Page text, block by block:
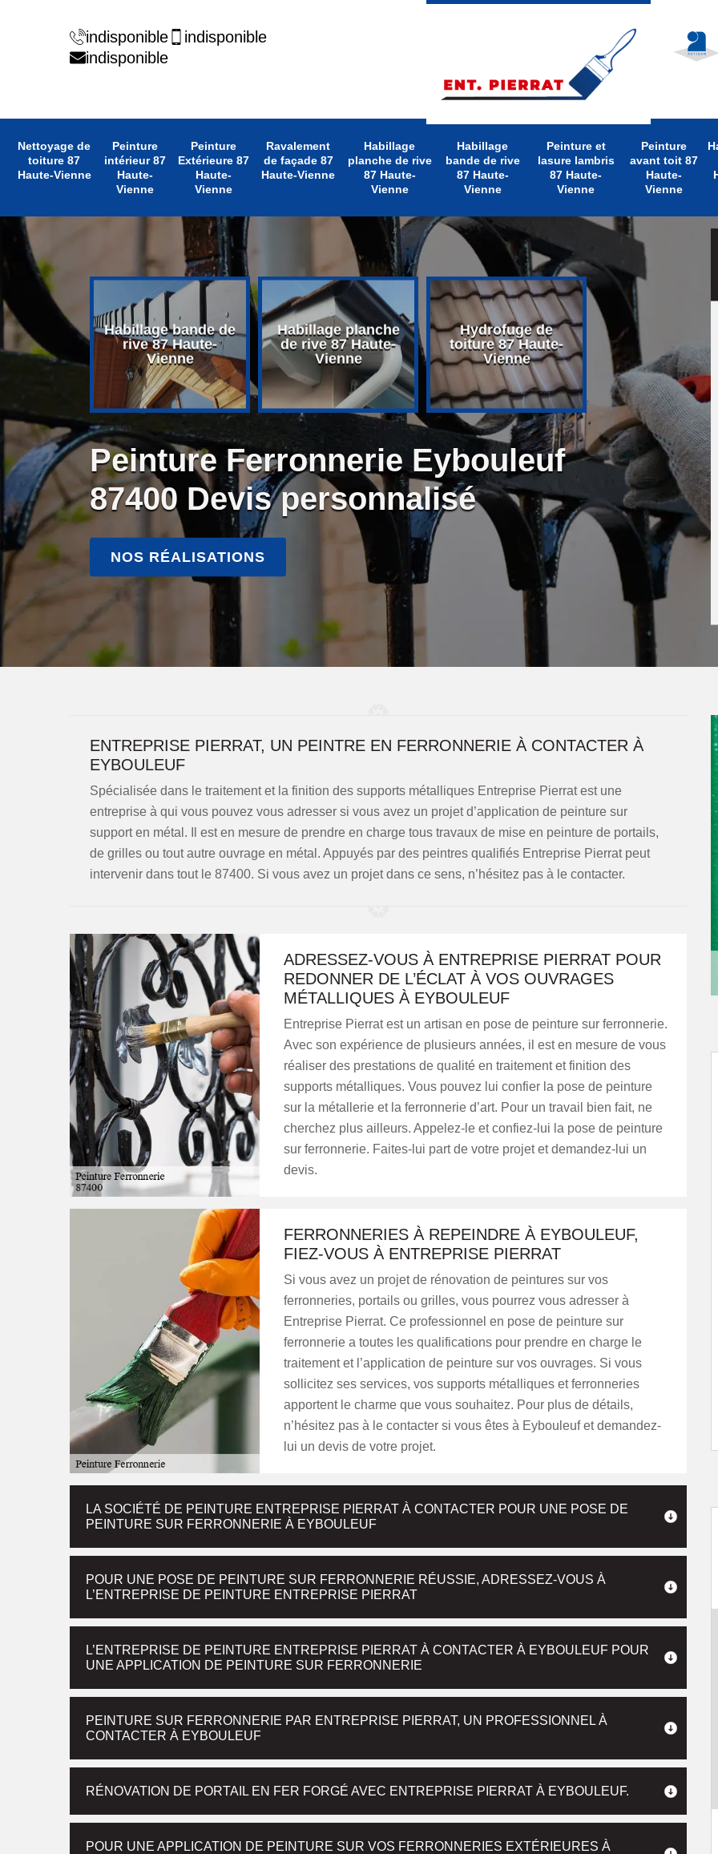
indisponible
indisponible
indisponible
Nettoyage de
toiture 87
Haute-Vienne
Peinture
intérieur 87
Haute-
Vienne
Peinture
Extérieure 87
Haute-
Vienne
Ravalement
de façade 87
Haute-Vienne
Habillage
planche de rive
87 Haute-
Vienne
Habillage
bande de rive
87 Haute-
Vienne
Peinture et
lasure lambris
87 Haute-
Vienne
Peinture
avant toit 87
Haute-
Vienne
toit
Haute-
Habillage bande de
rive 87 Haute-
Vienne
Habillage planche
de rive 87 Haute-
Vienne
Hydrofuge de
toiture 87 Haute-
Vienne
Nettoyage de
toiture 87
Vienne
Peinture Ferronnerie Eybouleuf
87400 Devis personnalisé
NOS RÉALISATIONS
ENTREPRISE PIERRAT, UN PEINTRE EN FERRONNERIE À CONTACTER À
EYBOULEUF
Spécialisée dans le traitement et la finition des supports métalliques Entreprise Pierrat est une
entreprise à qui vous pouvez vous adresser si vous avez un projet d’application de peinture sur
support en métal. Il est en mesure de prendre en charge tous travaux de mise en peinture de portails,
de grilles ou tout autre ouvrage en métal. Appuyés par des peintres qualifiés Entreprise Pierrat peut
intervenir dans tout le 87400. Si vous avez un projet dans ce sens, n’hésitez pas à le contacter.
ADRESSEZ-VOUS À ENTREPRISE PIERRAT POUR
REDONNER DE L’ÉCLAT À VOS OUVRAGES
MÉTALLIQUES À EYBOULEUF
Entreprise Pierrat est un artisan en pose de peinture sur ferronnerie.
Avec son expérience de plusieurs années, il est en mesure de vous
réaliser des prestations de qualité en traitement et finition des
supports métalliques. Vous pouvez lui confier la pose de peinture
sur la métallerie et la ferronnerie d’art. Pour un travail bien fait, ne
cherchez plus ailleurs. Appelez-le et confiez-lui la pose de peinture
sur ferronnerie. Faites-lui part de votre projet et demandez-lui un
devis.
FERRONNERIES À REPEINDRE À EYBOULEUF,
FIEZ-VOUS À ENTREPRISE PIERRAT
Si vous avez un projet de rénovation de peintures sur vos
ferronneries, portails ou grilles, vous pourrez vous adresser à
Entreprise Pierrat. Ce professionnel en pose de peinture sur
ferronnerie a toutes les qualifications pour prendre en charge le
traitement et l’application de peinture sur vos ouvrages. Si vous
sollicitez ses services, vos supports métalliques et ferronneries
apportent le charme que vous souhaitez. Pour plus de détails,
n’hésitez pas à le contacter si vous êtes à Eybouleuf et demandez-
lui un devis de votre projet.
LA SOCIÉTÉ DE PEINTURE ENTREPRISE PIERRAT À CONTACTER POUR UNE POSE DE
PEINTURE SUR FERRONNERIE À EYBOULEUF
POUR UNE POSE DE PEINTURE SUR FERRONNERIE RÉUSSIE, ADRESSEZ-VOUS À
L’ENTREPRISE DE PEINTURE ENTREPRISE PIERRAT
L’ENTREPRISE DE PEINTURE ENTREPRISE PIERRAT À CONTACTER À EYBOULEUF POUR
UNE APPLICATION DE PEINTURE SUR FERRONNERIE
PEINTURE SUR FERRONNERIE PAR ENTREPRISE PIERRAT, UN PROFESSIONNEL À
CONTACTER À EYBOULEUF
RÉNOVATION DE PORTAIL EN FER FORGÉ AVEC ENTREPRISE PIERRAT À EYBOULEUF.
POUR UNE APPLICATION DE PEINTURE SUR VOS FERRONNERIES EXTÉRIEURES À